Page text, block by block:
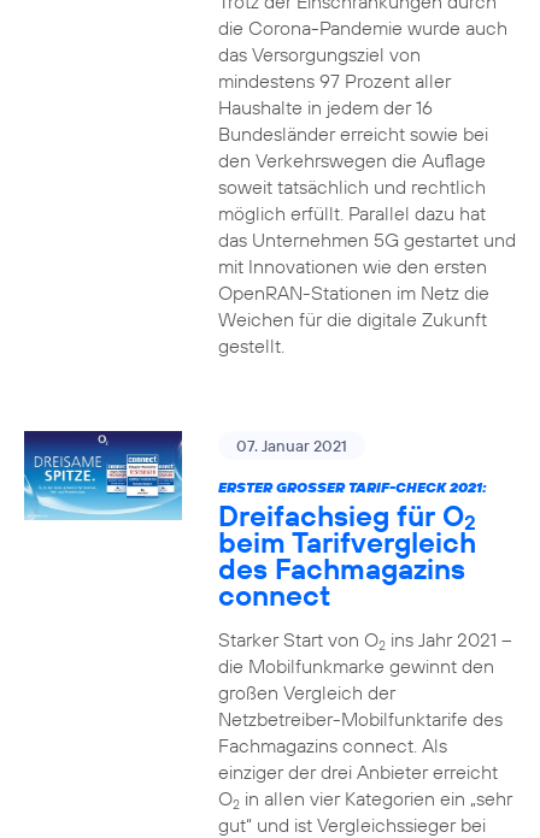
die Corona-Pandemie wurde auch
das Versorgungsziel von
mindestens 97 Prozent aller
Haushalte in jedem der 16
Bundesländer erreicht sowie bei
den Verkehrswegen die Auflage
soweit tatsächlich und rechtlich
möglich erfüllt. Parallel dazu hat
das Unternehmen 5G gestartet und
mit Innovationen wie den ersten
OpenRAN-Stationen im Netz die
Weichen für die digitale Zukunft
gestellt.
07. Januar 2021
ERSTER GROSSER TARIF-CHECK 2021:
Dreifachsieg für O2
beim Tarifvergleich
des Fachmagazins
connect
Starker Start von O2ins Jahr 2021 –
die Mobilfunkmarke gewinnt den
großen Vergleich der
Netzbetreiber-Mobilfunktarife des
Fachmagazins connect. Als
einziger der drei Anbieter erreicht
O2in allen vier Kategorien ein „sehr
gut“ und ist Vergleichssieger bei